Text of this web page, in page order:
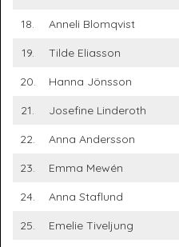
18.
Anneli Blomqvist
19.
Tilde Eliasson
20.
Hanna Jönsson
21.
Josefine Linderoth
22.
Anna Andersson
23.
Emma Mewén
24.
Anna Staflund
25.
Emelie Tiveljung